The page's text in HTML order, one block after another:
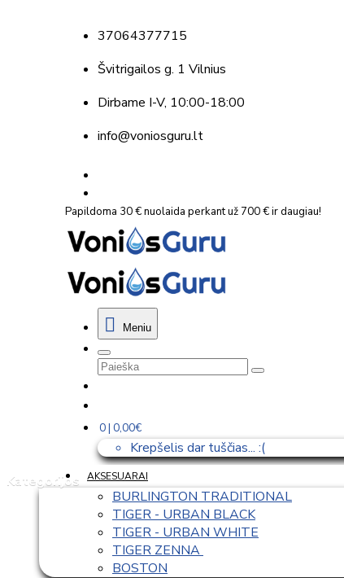
37064377715
Švitrigailos g. 1 Vilnius
Dirbame I-V, 10:00-18:00
info@voniosguru.lt
Papildoma 30 € nuolaida perkant už 700 € ir daugiau!
Meniu
0 | 0,00€
Krepšelis dar tuščias... :(
Kategorijos
AKSESUARAI
BURLINGTON TRADITIONAL
TIGER - URBAN BLACK
TIGER - URBAN WHITE
TIGER ZENNA
BOSTON